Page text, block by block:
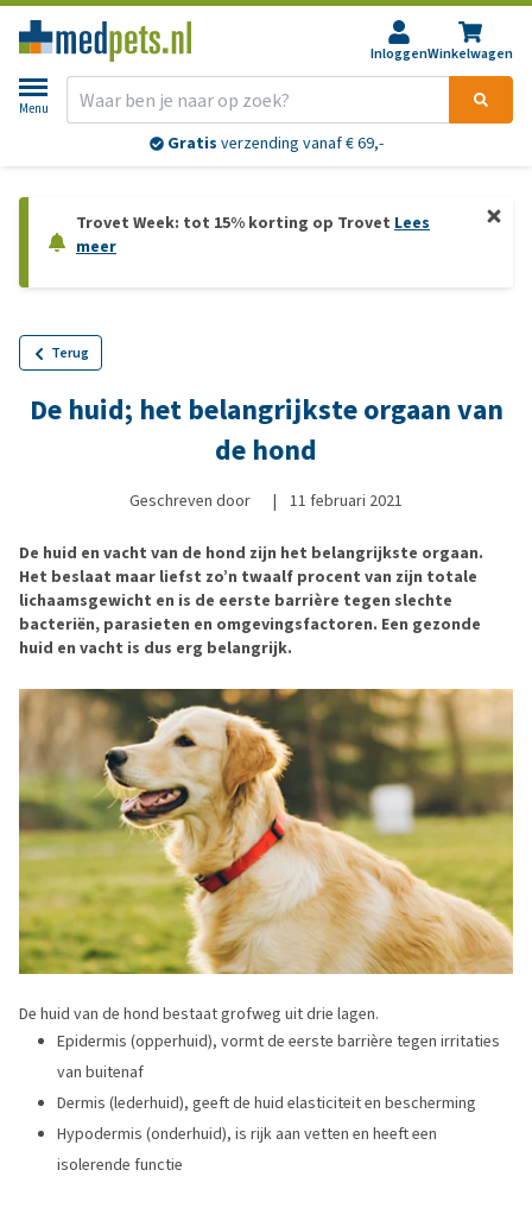
InloggenWinkelwagen
Menu
Gratis verzending vanaf € 69,-
Trovet Week: tot 15% korting op Trovet Lees
meer
Terug
De huid; het belangrijkste orgaan van
de hond
Geschreven door | 11 februari 2021
De huid en vacht van de hond zijn het belangrijkste orgaan.
Het beslaat maar liefst zo’n twaalf procent van zijn totale
lichaamsgewicht en is de eerste barrière tegen slechte
bacteriën, parasieten en omgevingsfactoren. Een gezonde
huid en vacht is dus erg belangrijk.
De huid van de hond bestaat grofweg uit drie lagen.
Epidermis (opperhuid), vormt de eerste barrière tegen irritaties
van buitenaf
Dermis (lederhuid), geeft de huid elasticiteit en bescherming
Hypodermis (onderhuid), is rijk aan vetten en heeft een
isolerende functie